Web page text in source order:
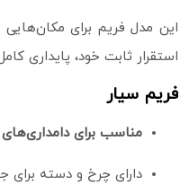
این مدل فریم برای
استقرار ثابت خود، پایداری
فریم سیار
مناسب برای
دارای چرخ و دسته برای